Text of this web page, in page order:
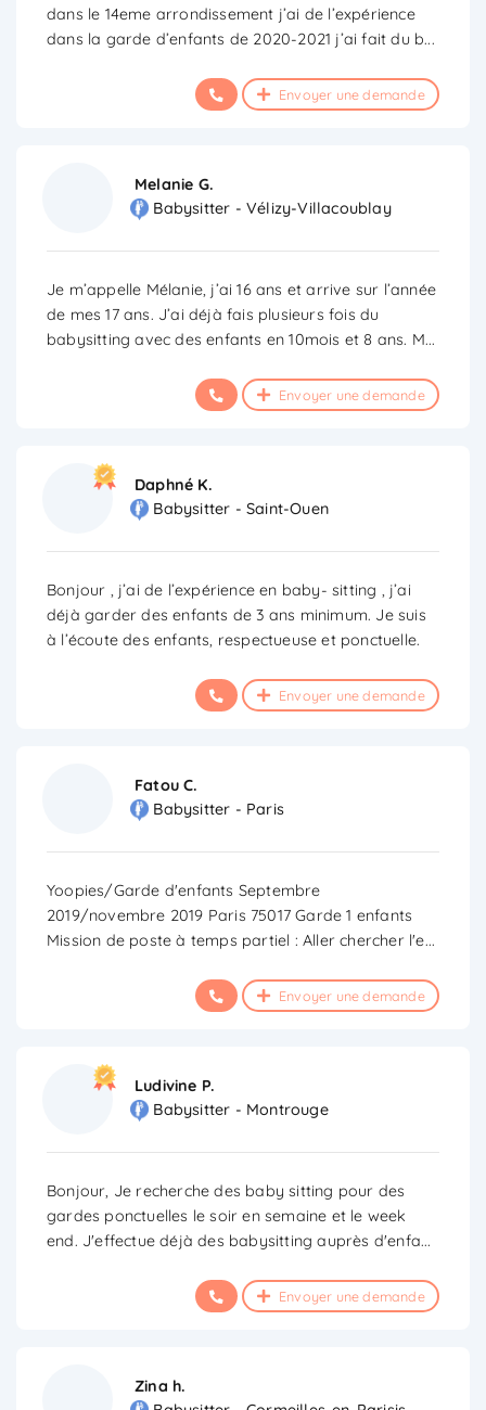
dans le 14eme arrondissement j’ai de l’expérience
dans la garde d’enfants de 2020-2021 j’ai fait du b...
Envoyer une demande
Melanie G.
Babysitter - Vélizy-Villacoublay
Je m’appelle Mélanie, j’ai 16 ans et arrive sur l’année
de mes 17 ans. J’ai déjà fais plusieurs fois du
babysitting avec des enfants en 10mois et 8 ans. M...
Envoyer une demande
Daphné K.
Babysitter - Saint-Ouen
Bonjour , j’ai de l’expérience en baby- sitting , j’ai
déjà garder des enfants de 3 ans minimum. Je suis
à l’écoute des enfants, respectueuse et ponctuelle.
Envoyer une demande
Fatou C.
Babysitter - Paris
Yoopies/Garde d'enfants Septembre
2019/novembre 2019 Paris 75017 Garde 1 enfants
Mission de poste à temps partiel : Aller chercher l'e...
Envoyer une demande
Ludivine P.
Babysitter - Montrouge
Bonjour, Je recherche des baby sitting pour des
gardes ponctuelles le soir en semaine et le week
end. J'effectue déjà des babysitting auprès d'enfa...
Envoyer une demande
Zina h.